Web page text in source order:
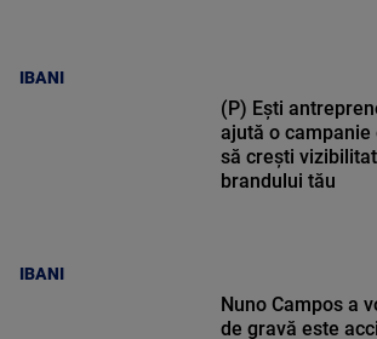
IBANI
IBANI
(P) Ești
ajută o
să crești
brandului tău
Nuno Campos a
de gravă este